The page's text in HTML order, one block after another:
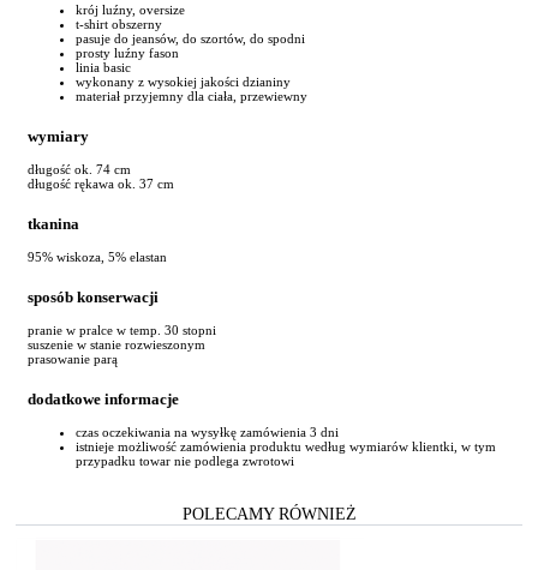
krój luźny, oversize
t-shirt obszerny
pasuje do jeansów, do szortów, do spodni
prosty luźny fason
linia basic
wykonany z wysokiej jakości dzianiny
materiał przyjemny dla ciała, przewiewny
wymiary
długość ok. 74 cm
długość rękawa ok. 37 cm
tkanina
95% wiskoza, 5% elastan
sposób konserwacji
pranie w pralce w temp. 30 stopni
suszenie w stanie rozwieszonym
prasowanie parą
dodatkowe informacje
czas oczekiwania na wysyłkę zamówienia 3 dni
istnieje możliwość zamówienia produktu według wymiarów klientki, w tym
przypadku towar nie podlega zwrotowi
POLECAMY RÓWNIEŻ